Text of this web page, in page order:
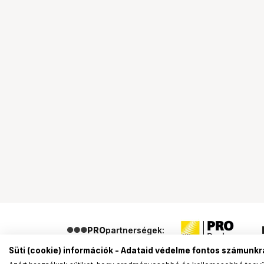
PROpartnerségek:
Süti (cookie) információk - Adataid védelme fontos